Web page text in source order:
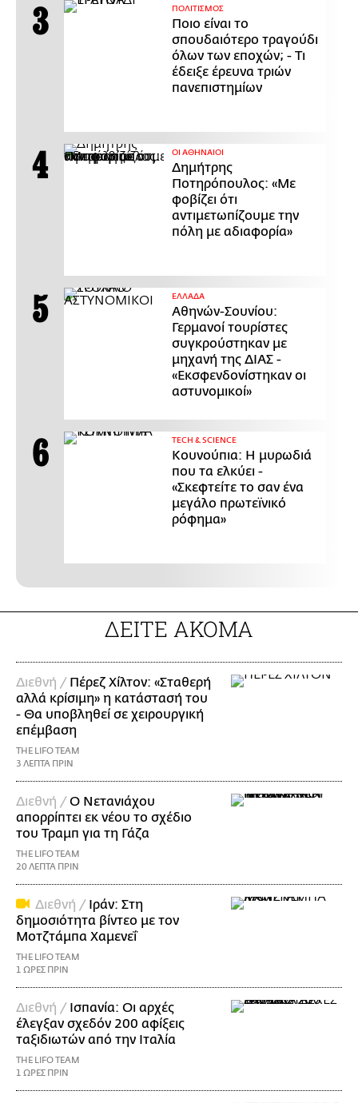
ΠΟΛΙΤΙΣΜΟΣ
Ποιο είναι το
σπουδαιότερο τραγούδι
όλων των εποχών; - Τι
έδειξε έρευνα τριών
πανεπιστημίων
ΟΙ ΑΘΗΝΑΙΟΙ
Δημήτρης
Ποτηρόπουλος: «Με
φοβίζει ότι
αντιμετωπίζουμε την
πόλη με αδιαφορία»
ΕΛΛΑΔΑ
Αθηνών-Σουνίου:
Γερμανοί τουρίστες
συγκρούστηκαν με
μηχανή της ΔΙΑΣ -
«Εκσφενδονίστηκαν οι
αστυνομικοί»
ΤECH & SCIENCE
Κουνούπια: Η μυρωδιά
που τα ελκύει -
«Σκεφτείτε το σαν ένα
μεγάλο πρωτεϊνικό
ρόφημα»
ΔΕΙΤΕ ΑΚΟΜΑ
Διεθνή / Πέρεζ Χίλτον: «Σταθερή
αλλά κρίσιμη» η κατάστασή του
- Θα υποβληθεί σε χειρουργική
επέμβαση
THE LIFO TEAM
3 ΛΕΠΤΑ ΠΡΙΝ
Διεθνή / Ο Νετανιάχου
απορρίπτει εκ νέου το σχέδιο
του Τραμπ για τη Γάζα
THE LIFO TEAM
20 ΛΕΠΤΑ ΠΡΙΝ
Διεθνή / Ιράν: Στη
δημοσιότητα βίντεο με τον
Μοτζτάμπα Χαμενεΐ
THE LIFO TEAM
1 ΩΡΕΣ ΠΡΙΝ
Διεθνή / Ισπανία: Οι αρχές
έλεγξαν σχεδόν 200 αφίξεις
ταξιδιωτών από την Ιταλία
THE LIFO TEAM
1 ΩΡΕΣ ΠΡΙΝ